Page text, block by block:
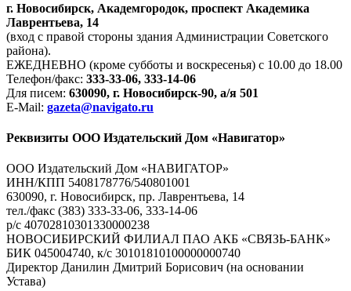
г. Новосибирск, Академгородок, проспект Академика
Лаврентьева, 14
(вход с правой стороны здания Администрации Советского
района).
ЕЖЕДНЕВНО (кроме субботы и воскресенья) с 10.00 до 18.00
Телефон/факс: 333-33-06, 333-14-06
Для писем: 630090, г. Новосибирск-90, а/я 501
E-Mail: gazeta@navigato.ru
Реквизиты ООО Издательский Дом «Навигатор»
ООО Издательский Дом «НАВИГАТОР»
ИНН/КПП 5408178776/540801001
630090, г. Новосибирск, пр. Лаврентьева, 14
тел./факс (383) 333-33-06, 333-14-06
р/с 40702810301330000238
НОВОСИБИРСКИЙ ФИЛИАЛ ПАО АКБ «СВЯЗЬ-БАНК»
БИК 045004740, к/с 30101810100000000740
Директор Данилин Дмитрий Борисович (на основании
Устава)